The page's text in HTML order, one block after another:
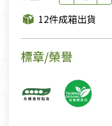
12件成箱出貨
標章/榮譽